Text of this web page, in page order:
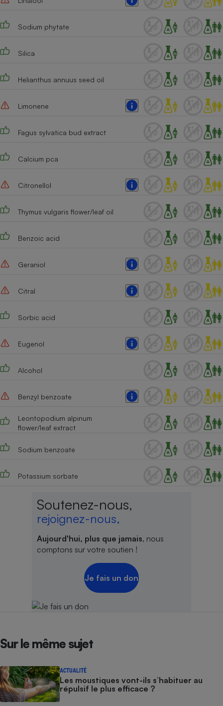
Sodium phytate
Silica
Helianthus annuus seed oil
Limonene
Fagus sylvatica bud extract
Calcium pca
Citronellol
Thymus vulgaris flower/leaf oil
Benzoic acid
Geraniol
Citral
Sorbic acid
Eugenol
Alcohol
Benzyl benzoate
Leontopodium alpinum
flower/leaf extract
Sodium benzoate
Potassium sorbate
Soutenez-nous,
rejoignez-nous,
Aujourd'hui, plus que jamais, nous
comptons sur votre soutien !
Je fais un don
Sur le même sujet
ACTUALITÉ
Les moustiques vont-ils s’habituer au
répulsif le plus efficace ?